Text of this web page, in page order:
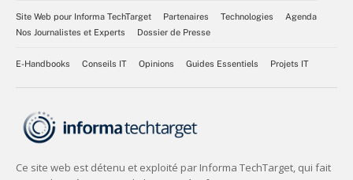
Site Web pour Informa TechTarget Partenaires Technologies
Agenda
Nos Journalistes et Experts
Dossier de Presse
E-Handbooks Conseils IT Opinions Guides Essentiels Projets IT